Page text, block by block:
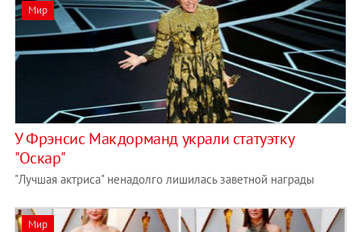
Мир
У Фрэнсис Макдорманд украли статуэтку
"Оскар"
"Лучшая актриса" ненадолго лишилась заветной награды
Мир